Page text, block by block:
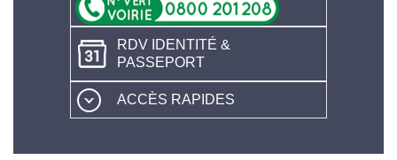
RDV IDENTITÉ &
PASSEPORT
ACCÈS RAPIDES